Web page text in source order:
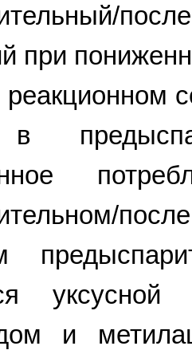
при
в
и